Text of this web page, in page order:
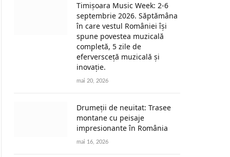
Timișoara Music Week: 2-6
septembrie 2026. Săptămâna
în care vestul României își
spune povestea muzicală
completă, 5 zile de
eferversceță muzicală și
inovație.
mai 20, 2026
Drumeții de neuitat: Trasee
montane cu peisaje
impresionante în România
mai 16, 2026